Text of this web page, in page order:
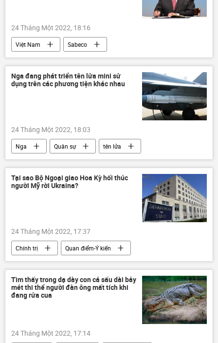
24 Tháng Một 2022, 18:16
Việt Nam
Sabeco
Hồ Thị Kim Thoa
Vũ Huy Hoàng
Pháp luật
Сuộc chiến chống tham nhũng ở Việt Nam
Nga đang phát triển tên lửa mini sử
dụng trên các phương tiện khác nhau
24 Tháng Một 2022, 18:03
Nga Quân sự tên lửa
Tại sao Bộ Ngoại giao Hoa Kỳ hối thúc
người Mỹ rời Ukraina?
24 Tháng Một 2022, 17:37
Chính trị
Quan điểm-Ý kiến
Hoa Kỳ
Nga
xung đột
Ukraina
Bộ Ngoại giao Hoa Kỳ
Tìm thấy trong dạ dày con cá sấu dài bảy
mét thi thể người đàn ông mất tích khi
đang rửa cua
24 Tháng Một 2022, 17:14